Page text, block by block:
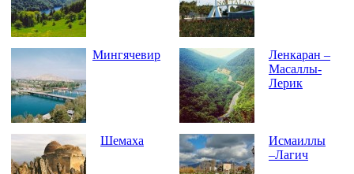
Мингячевир
Ленкаран –
Масаллы-
Лерик
Шемаха
Исмаиллы
–Лагич